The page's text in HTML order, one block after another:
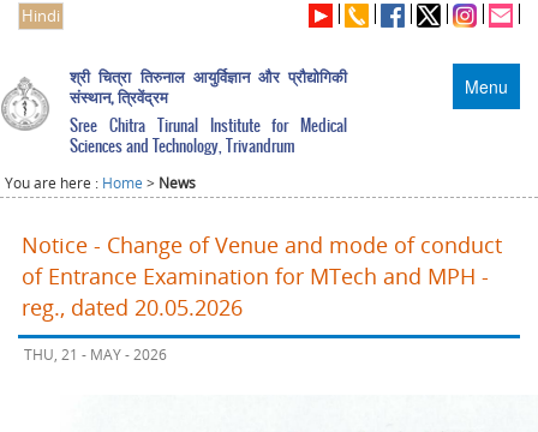
Hindi
Menu
श्री चित्रा तिरुनाल आयुर्विज्ञान और प्रौद्योगिकी
संस्थान, त्रिवेंद्रम
Sree Chitra Tirunal Institute for Medical
Sciences and Technology, Trivandrum
You are here : Home > News
Notice - Change of Venue and mode of conduct
of Entrance Examination for MTech and MPH -
reg., dated 20.05.2026
THU, 21 - MAY - 2026